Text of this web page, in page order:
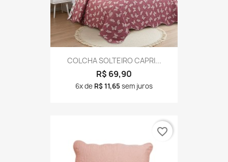
COLCHA SOLTEIRO CAPRI...
R$ 69,90
6x de R$ 11,65sem juros
favorite_border